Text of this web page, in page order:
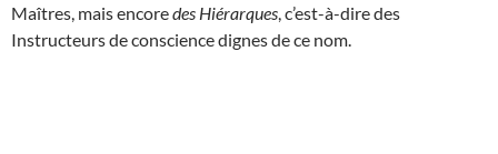
Maîtres, mais encoredes Hiérarques , c’est-à-dire des
Instructeurs de conscience dignes de ce nom.